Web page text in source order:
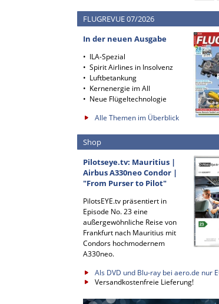
FLUGREVUE 07/2026
In der neuen Ausgabe
• ILA-Spezial
• Spirit Airlines in Insolvenz
• Luftbetankung
• Kernenergie im All
• Neue Flügeltechnologie
Alle Themen im Überblick
Shop
Pilotseye.tv: Mauritius |
Airbus A330neo Condor |
"From Purser to Pilot"
PilotsEYE.tv präsentiert in
Episode No. 23 eine
außergewöhnliche Reise von
Frankfurt nach Mauritius mit
Condors hochmodernem
A330neo.
Als DVD und Blu-ray bei aero.de nur
Versandkostenfreie Lieferung!